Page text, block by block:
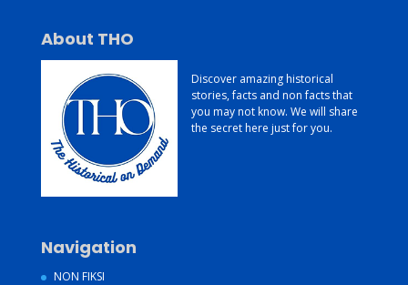
About THO
Discover amazing historical
stories, facts and non facts that
you may not know. We will share
the secret here just for you.
Navigation
NON FIKSI